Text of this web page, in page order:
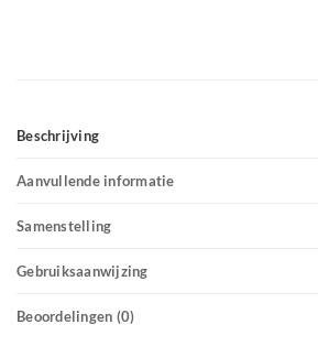
Beschrijving
Aanvullende informatie
Samenstelling
Gebruiksaanwijzing
Beoordelingen (0)